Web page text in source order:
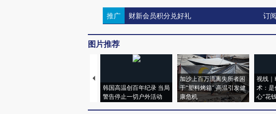
推广 财新会员积分兑好礼 订
图片推荐
韩国高温创百年纪录 当局
警告停止一切户外活动
加沙上百万流离失所者困
于“塑料烤箱” 高温引发健
康危机
视线｜
术：是
心“花